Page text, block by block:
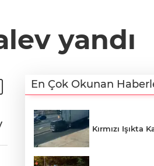
yandı
En Çok Okunan
Kırmızı Işıkta